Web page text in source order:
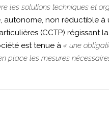
les solutions techniques et
non réductible
(CCTP) régissant
est tenue à « une
place les mesures